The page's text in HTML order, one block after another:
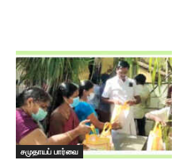
சமுதாயப் பார்வை